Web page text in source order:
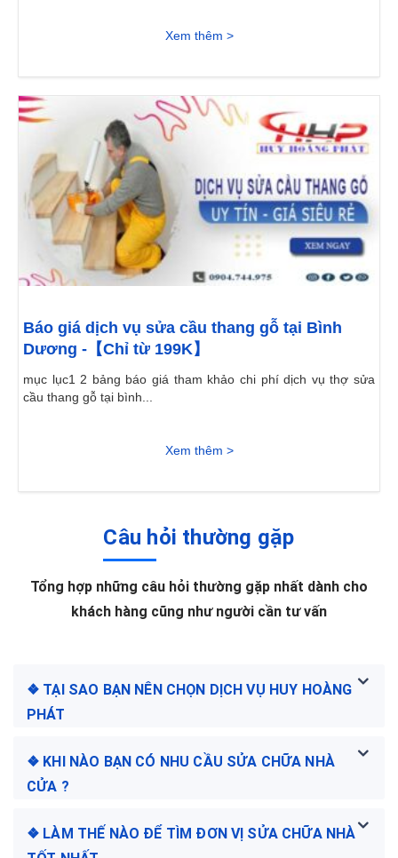
Xem thêm >
Báo giá dịch vụ sửa cầu thang gỗ tại Bình
Dương -【Chỉ từ 199K】
mục lục1 2 bảng báo giá tham khảo chi phí dịch vụ thợ sửa
cầu thang gỗ tại bình...
Xem thêm >
Câu hỏi thường gặp
Tổng hợp những câu hỏi thường gặp nhất dành cho
khách hàng cũng như người cần tư vấn
❖ TẠI SAO BẠN NÊN CHỌN DỊCH VỤ HUY HOÀNG
PHÁT
❖ KHI NÀO BẠN CÓ NHU CẦU SỬA CHỮA NHÀ
CỬA ?
❖ LÀM THẾ NÀO ĐỂ TÌM ĐƠN VỊ SỬA CHỮA NHÀ